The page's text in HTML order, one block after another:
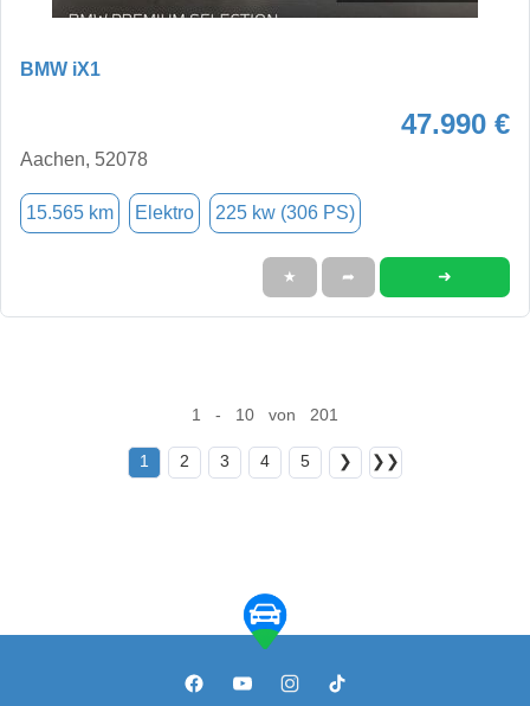
BMW iX1
47.990 €
Aachen, 52078
15.565 km Elektro 225 kw (306 PS)
★ ➦ ➜
1 - 10 von 201
1 2 3 4 5 ❯ ❯❯